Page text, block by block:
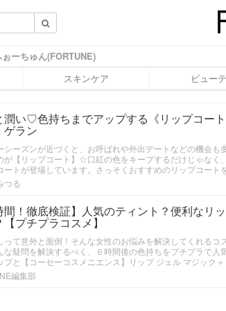
ーちゅん(FORTUNE)
スキンケア ビュー
潤い♡色持ちまでアップする《リップコー
ゲラン
シーズンが近づくと、お呼ばれや外出デートなどの機会も
が【リップコート】☆口紅の色をキープするだけじゃなく
ートが登場しています。さっそくおすすめのリップコート
る
間！徹底検証】人気のティント？便利なリ
プチプラコスメ】
って意外と面倒！そんな女性のお悩みを解決してくれる
な疑問を解決するべく、６時間後の色持ちをプチプラで
プと【コーセーコスメニエンス】リップ ジェル マジック
編集部